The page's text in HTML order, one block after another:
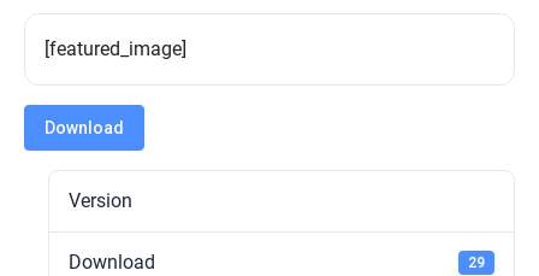
[featured_image]
Download
Version
Download 29